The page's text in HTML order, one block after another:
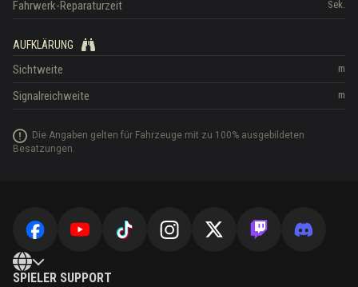
Sek.
Fahrwerk-Reparaturzeit
AUFKLÄRUNG
m
Sichtweite
m
Signalreichweite
Die Angaben gelten für Fahrzeuge mit zu 100% ausgebildeten
Besatzungen.
SPIELER SUPPORT